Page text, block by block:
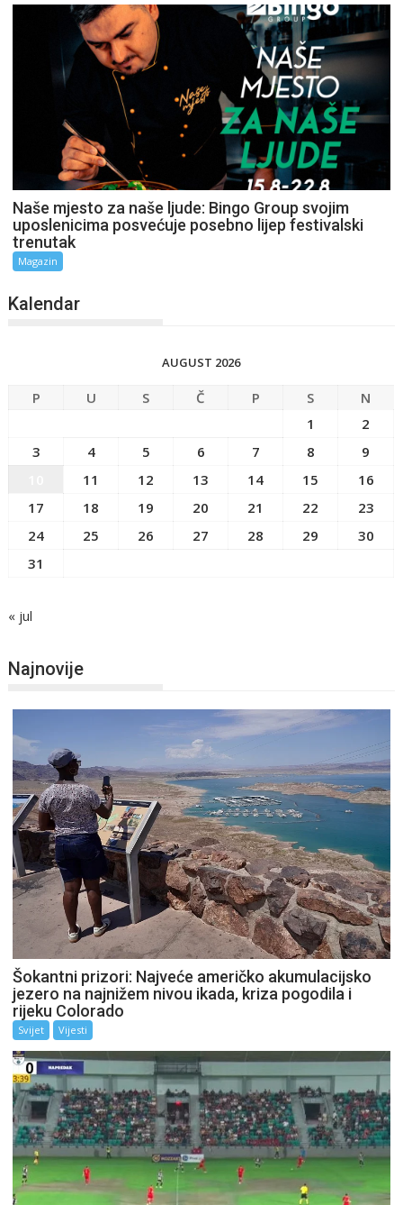
Naše mjesto za naše ljude: Bingo Group svojim
uposlenicima posvećuje posebno lijep festivalski
trenutak
Magazin
Kalendar
AUGUST 2026
P U S Č P S
N
1
2
3
4 5 6 7 8
9
11 12 13 14 15
16
17
18 19 20 21 22
23
24
25 26 27 28 29
30
31
« jul
Najnovije
Šokantni prizori: Najveće američko akumulacijsko
jezero na najnižem nivou ikada, kriza pogodila i
rijeku Colorado
Svijet Vijesti